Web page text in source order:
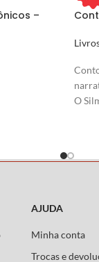
–
O
AJUDA
Minha conta
Trocas e